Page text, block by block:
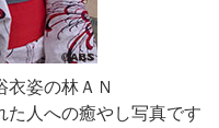
姿の林ＡＮ
た人への癒やし写真です